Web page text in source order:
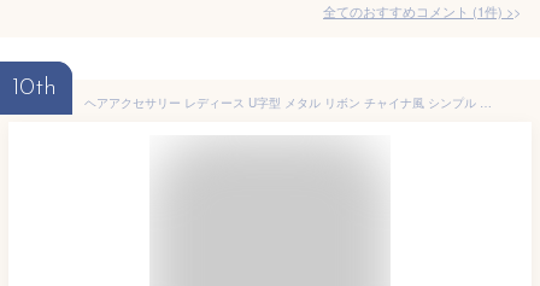
全てのおすすめコメント (1件) >
10th
ヘアアクセサリー レディース U字型 メタル リボン チャイナ風 シンプル 高級感 まとめ髪 普段使い かんざし ゴールド シルバーカラー 電気メッキ加工